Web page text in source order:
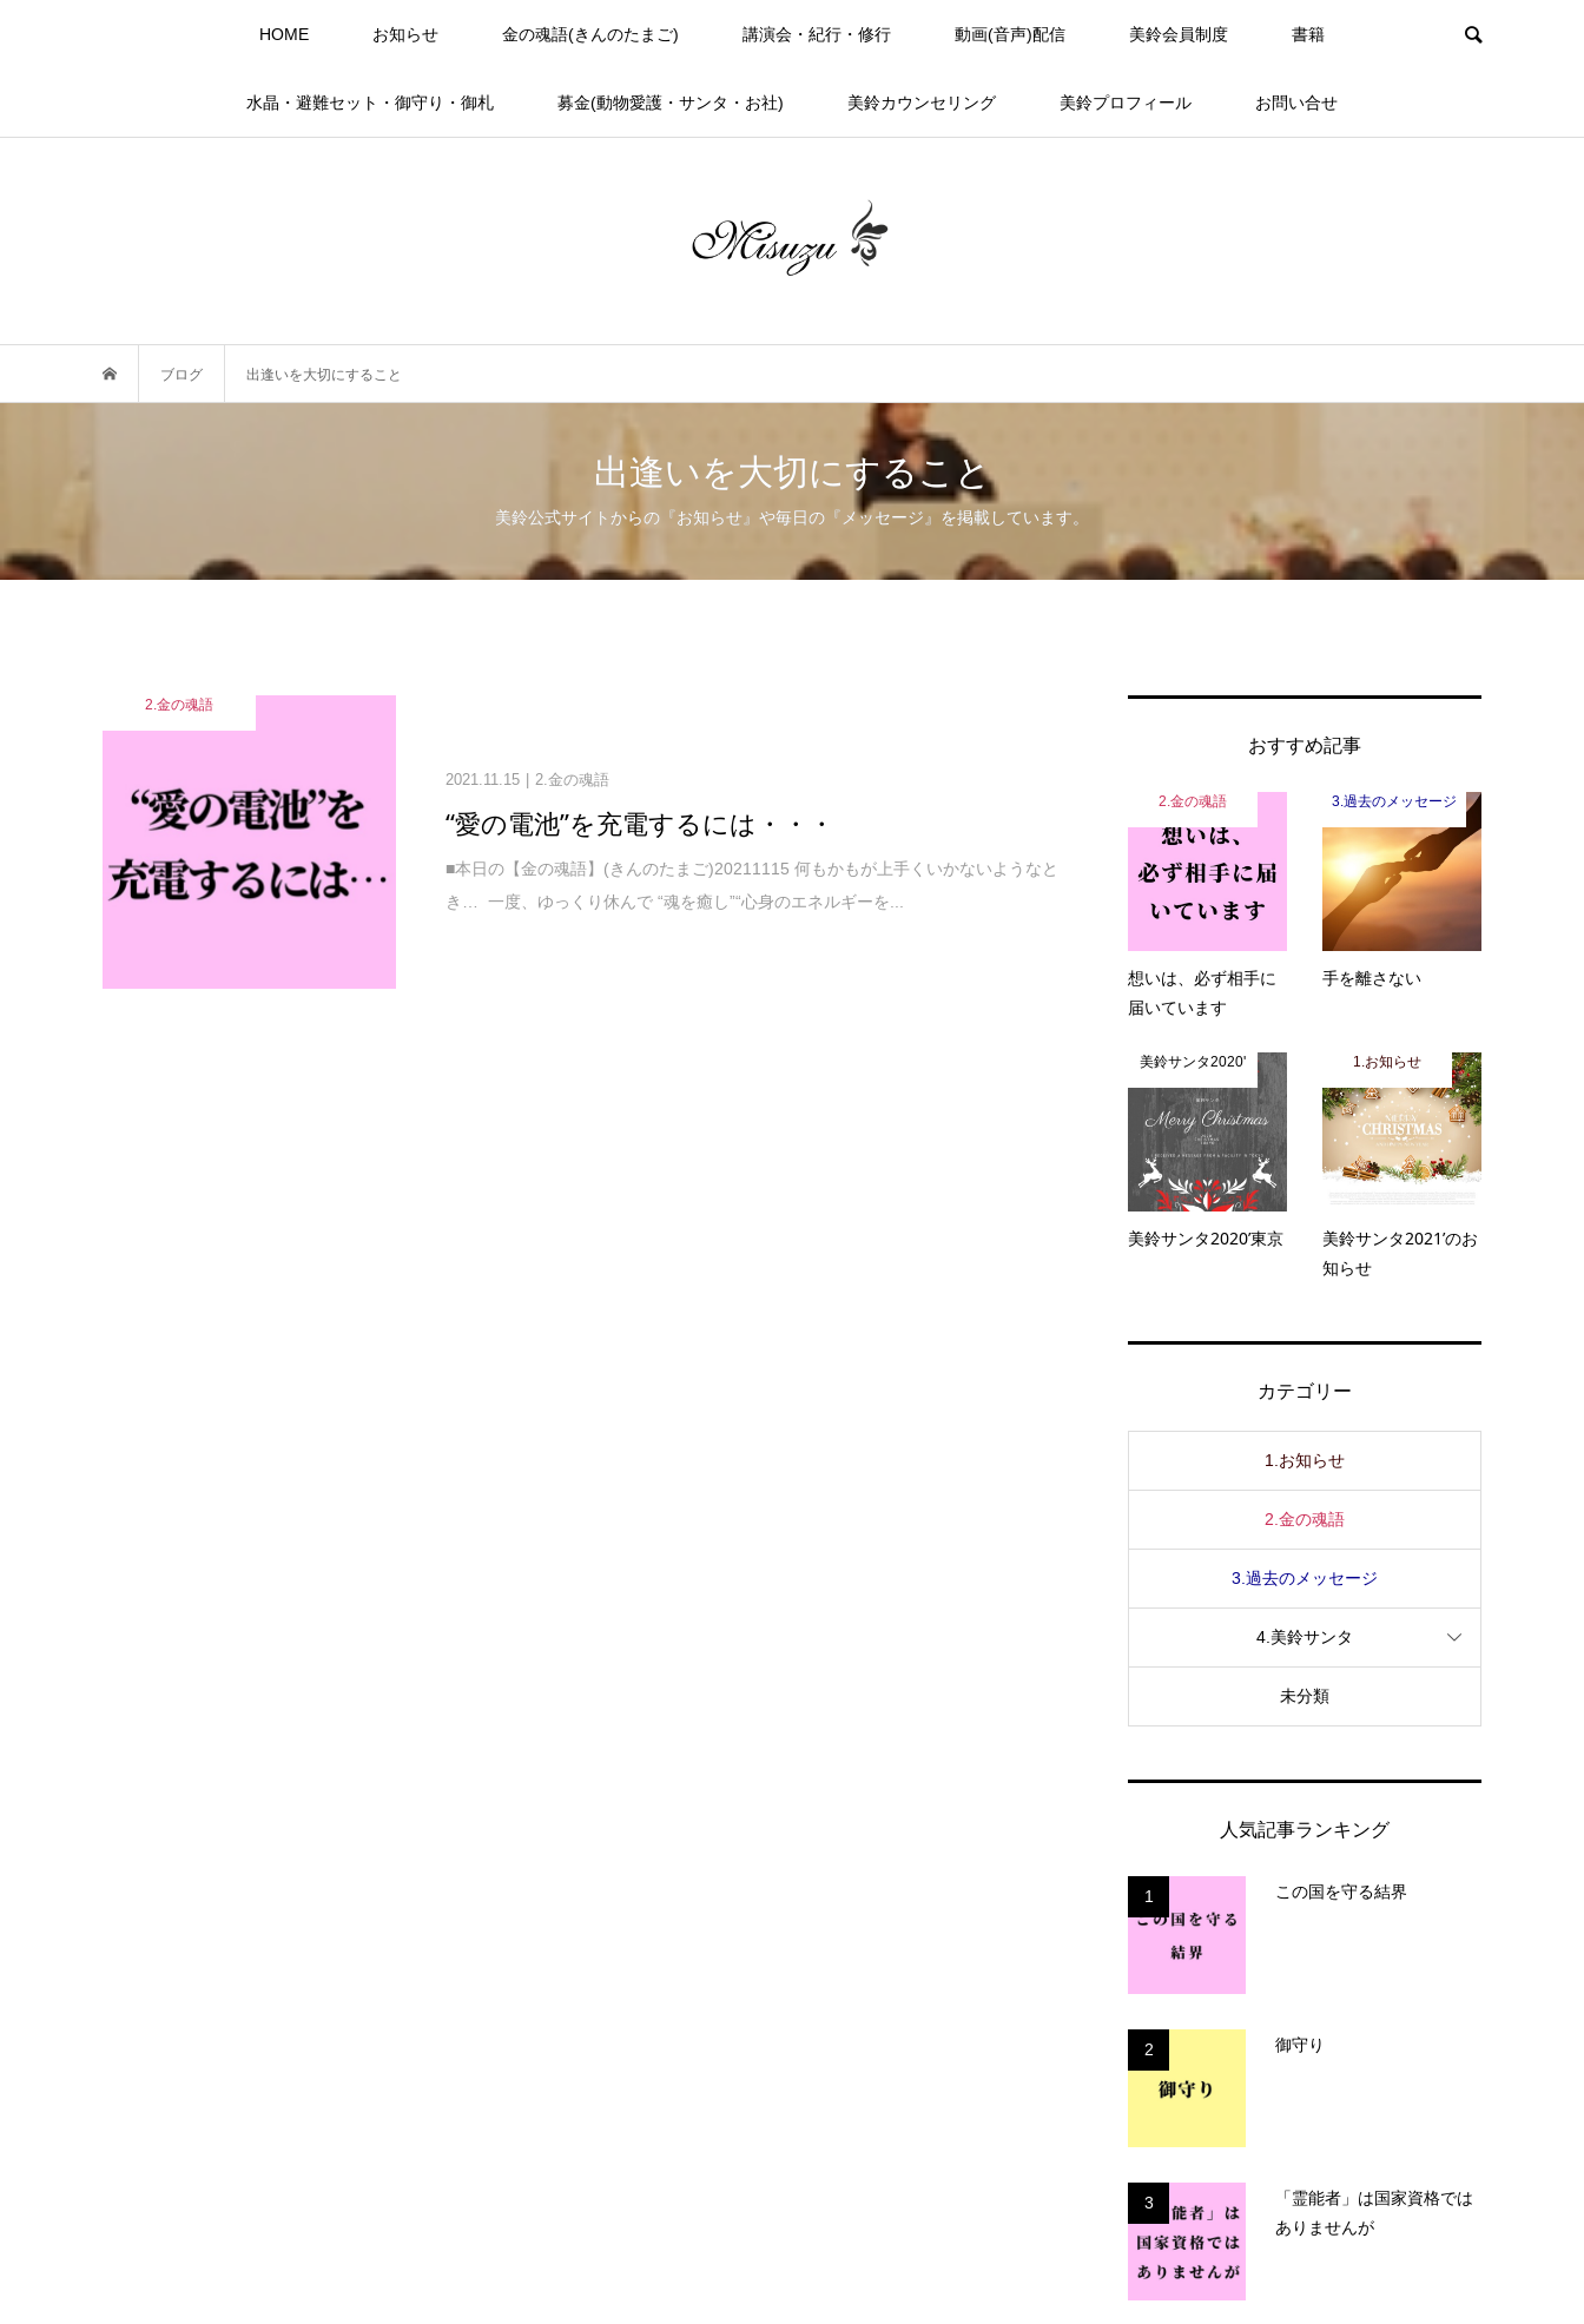
HOME お知らせ 金の魂語(きんのたまご) 講演会・紀行・修行 動画(音声)配信 美鈴会員制度 書籍
水晶・避難セット・御守り・御札 募金(動物愛護・サンタ・お社) 美鈴カウンセリング 美鈴プロフィール お問い合せ
ブログ 出逢いを大切にすること
出逢いを大切にすること
美鈴公式サイトからの『お知らせ』や毎日の『メッセージ』を掲載しています。
2.金の魂語
2021.11.15 2.金の魂語
“愛の電池”を充電するには・・・
■本日の【金の魂語】(きんのたまご)20211115 何もかもが上手くいかないようなと
き… ⁡ 一度、ゆっくり休んで “魂を癒し”“心身のエネルギーを...
おすすめ記事
2.金の魂語
想いは、必ず相手に
届いています
3.過去のメッセージ
手を離さない
美鈴サンタ2020'
美鈴サンタ2020’東京
1.お知らせ
美鈴サンタ2021’のお
知らせ
カテゴリー
1.お知らせ
2.金の魂語
3.過去のメッセージ
4.美鈴サンタ
未分類
人気記事ランキング
1 この国を守る結界
2 御守り
3
「霊能者」は国家資格では
ありませんが